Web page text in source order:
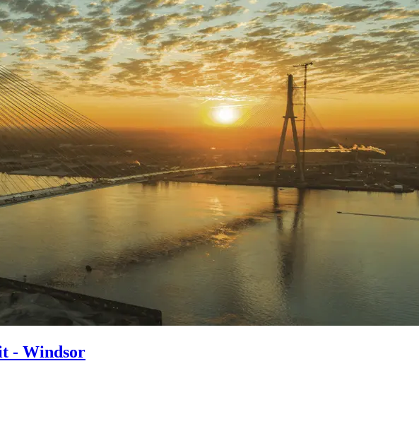
- Windsor